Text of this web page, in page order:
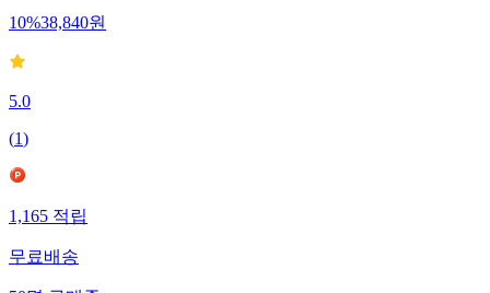
10%38,840원
5.0
(1)
1,165적립
무료배송